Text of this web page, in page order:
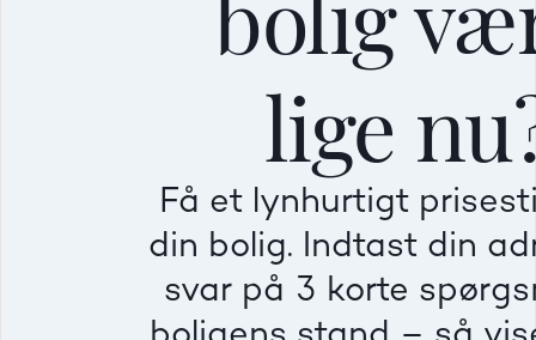
lige
Få et lynhurtigt
din bolig. Indtast din
svar på 3 korte
Dårlig
Mindre god
Mellem
Dårlig
Mindre god
Mellem
Dårlig
Mindre god
Mellem
Villa
Beregner pris